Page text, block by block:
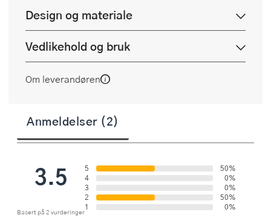
Design og materiale
Vedlikehold og bruk
Om leverandøren
Anmeldelser (2)
3.5
Basert på 2 vurderinger
5
50%
4
0%
3
0%
2
50%
1
0%